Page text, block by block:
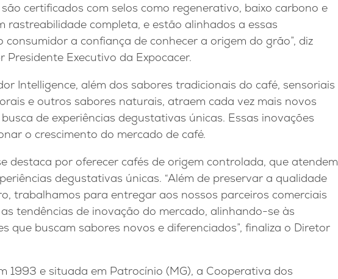
certificados com selos como regenerativo, baixo carbono e
rastreabilidade completa, e estão alinhados a essas
a confiança de conhecer a origem do grão”, diz
Presidente Executivo da Expocacer.
Intelligence, além dos sabores tradicionais do café, sensoriais
e outros sabores naturais, atraem cada vez mais novos
de experiências degustativas únicas. Essas inovações
o crescimento do mercado de café.
destaca por oferecer cafés de origem controlada, que atendem
degustativas únicas. “Além de preservar a qualidade
trabalhamos para entregar aos nossos parceiros comerciais
tendências de inovação do mercado, alinhando-se às
que buscam sabores novos e diferenciados”, finaliza o Diretor
1993 e situada em Patrocínio (MG), a Cooperativa dos